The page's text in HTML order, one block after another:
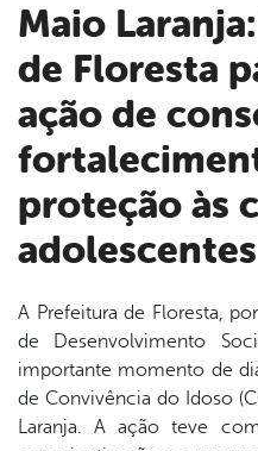
Maio Laranja: Turma do CCI
de Floresta
ação de
proteção às
adolescentes
A Prefeitura de Floresta,
de Desenvolvimento
importante momento de
de Convivência do Idoso
Laranja. A ação teve